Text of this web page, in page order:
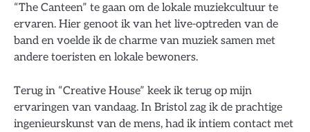
“The Canteen” te gaan om de lokale muziekcultuur te
ervaren. Hier genoot ik van het live-optreden van de
band en voelde ik de charme van muziek samen met
andere toeristen en lokale bewoners.
Terug in “Creative House” keek ik terug op mijn
ervaringen van vandaag. In Bristol zag ik de prachtige
ingenieurskunst van de mens, had ik intiem contact met